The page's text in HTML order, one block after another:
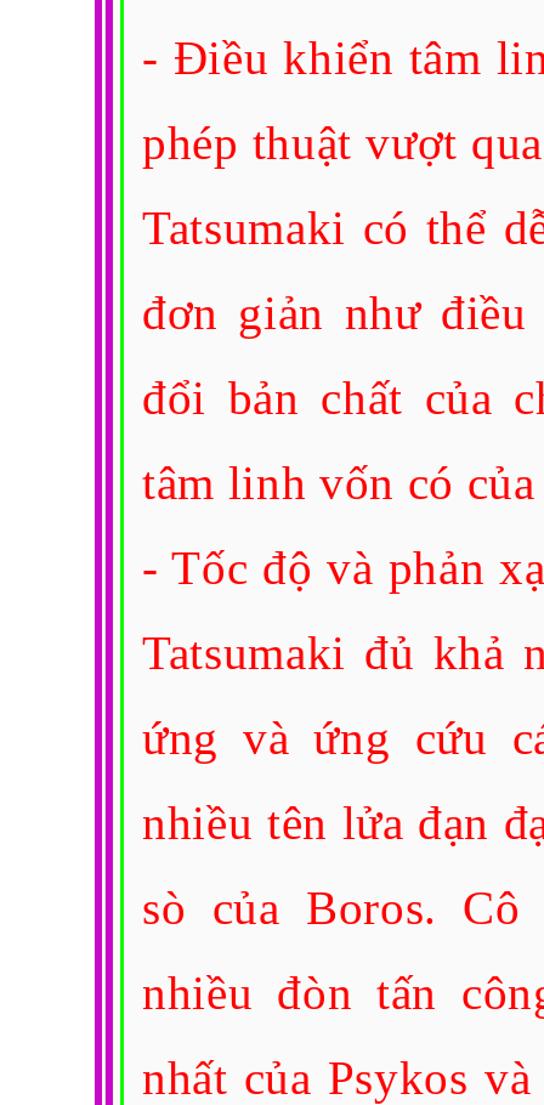
- Điều khiển tâm
phép thuật vượt
Tatsumaki có thể
đơn giản như
đổi bản chất của
tâm linh vốn có
- Tốc độ và phản
Tatsumaki đủ khả
ứng và ứng cứu
nhiều tên lửa đạn
sò của Boros.
nhiều đòn tấn
nhất của Psykos